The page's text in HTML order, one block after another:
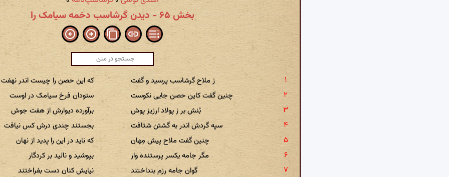
بخش ۶۵ - دیدن گرشاسب دخمه سیامک را
ز ملاح گرشاسب پرسید و گفت
که این حصن را چیست اندر نهفت
چنین گفت کاین حصن جایی نکوست
ستودان فرخ سیامک در اوست
بُنش بر ز پولاد ارزیز پوش
برآورده دیوارش از هفت جوش
سپه گردش اندر به گشتن شتافت
بجستند چندی درش کس نیافت
چنین گفت ملاح پیش مِهان
که ناید در این را پدید از نهان
مگر جامه یکسر پرستنده وار
بپوشید و نالید بر کردگار
گوان جامه رزم بنداختند
نیایش کنان دست بفراختند